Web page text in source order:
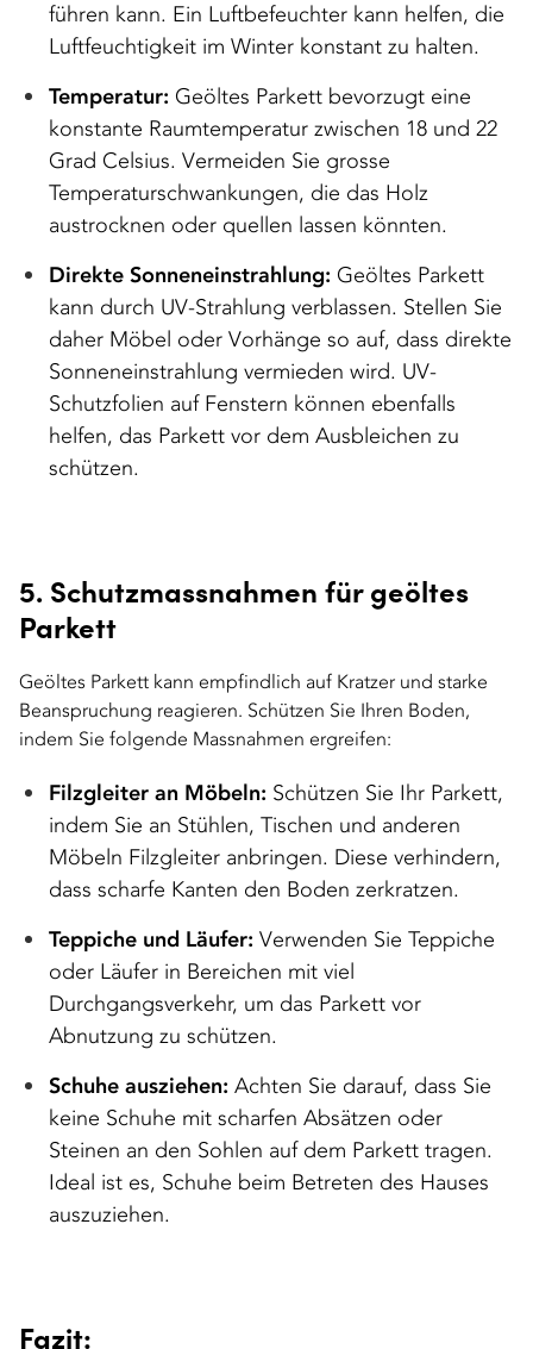
führen kann. Ein Luftbefeuchter kann helfen, die
Luftfeuchtigkeit im Winter konstant zu halten.
Temperatur: Geöltes Parkett bevorzugt eine
konstante Raumtemperatur zwischen 18 und 22
Grad Celsius. Vermeiden Sie grosse
Temperaturschwankungen, die das Holz
austrocknen oder quellen lassen könnten.
Direkte Sonneneinstrahlung: Geöltes Parkett
kann durch UV-Strahlung verblassen. Stellen Sie
daher Möbel oder Vorhänge so auf, dass direkte
Sonneneinstrahlung vermieden wird. UV-
Schutzfolien auf Fenstern können ebenfalls
helfen, das Parkett vor dem Ausbleichen zu
schützen.
5. Schutzmassnahmen für geöltes
Parkett
Geöltes Parkett kann empfindlich auf Kratzer und starke
Beanspruchung reagieren. Schützen Sie Ihren Boden,
indem Sie folgende Massnahmen ergreifen:
Filzgleiter an Möbeln: Schützen Sie Ihr Parkett,
indem Sie an Stühlen, Tischen und anderen
Möbeln Filzgleiter anbringen. Diese verhindern,
dass scharfe Kanten den Boden zerkratzen.
Teppiche und Läufer: Verwenden Sie Teppiche
oder Läufer in Bereichen mit viel
Durchgangsverkehr, um das Parkett vor
Abnutzung zu schützen.
Schuhe ausziehen: Achten Sie darauf, dass Sie
keine Schuhe mit scharfen Absätzen oder
Steinen an den Sohlen auf dem Parkett tragen.
Ideal ist es, Schuhe beim Betreten des Hauses
auszuziehen.
Fazit: